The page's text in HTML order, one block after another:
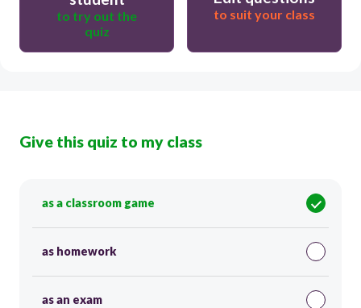
to try out the
quiz
to suit your class
Give this quiz to my class
as a classroom game
as homework
as an exam